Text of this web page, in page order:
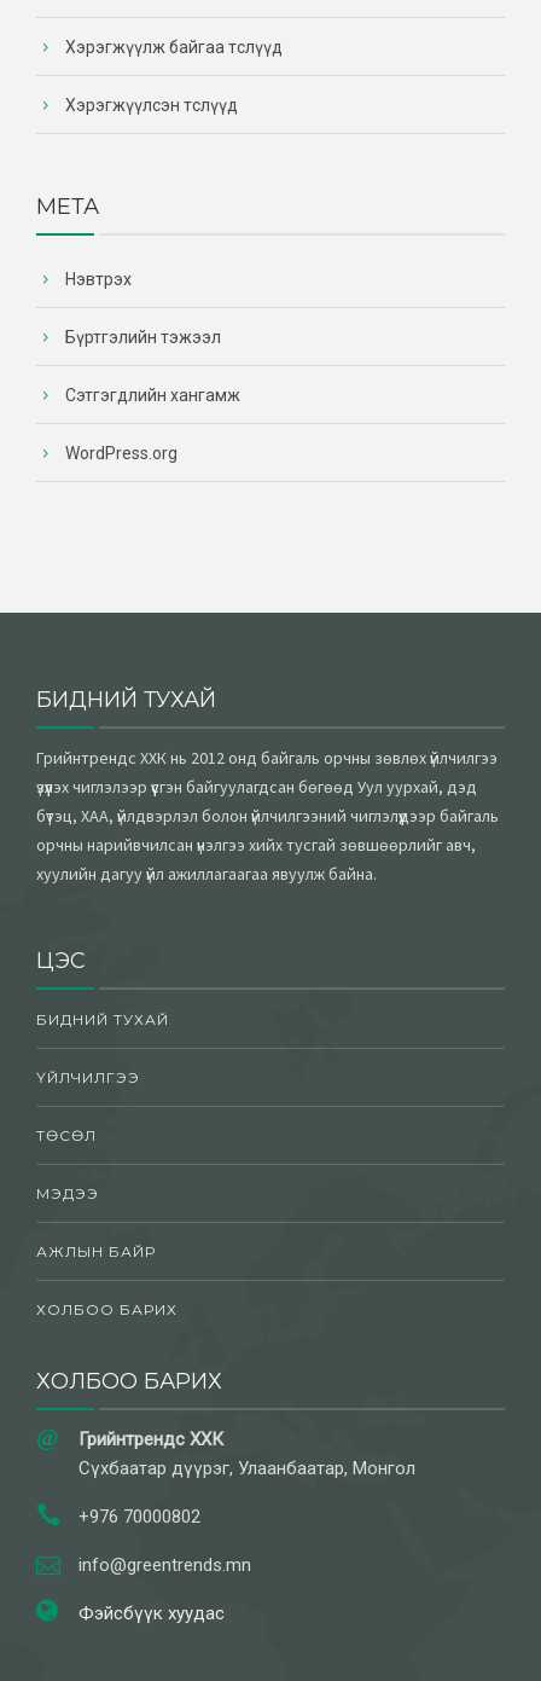
Хэрэгжүүлж байгаа төслүүд
Хэрэгжүүлсэн төслүүд
МЕТА
Нэвтрэх
Бүртгэлийн тэжээл
Сэтгэгдлийн хангамж
WordPress.org
БИДНИЙ ТУХАЙ
Грийнтрендс ХХК нь 2012 онд байгаль орчны зөвлөх үйлчилгээ
үзүүлэх чиглэлээр үүсгэн байгуулагдсан бөгөөд Уул уурхай, дэд
бүтэц, ХАА, үйлдвэрлэл болон үйлчилгээний чиглэлүүдээр байгаль
орчны нарийвчилсан үнэлгээ хийх тусгай зөвшөөрлийг авч,
хуулийн дагуу үйл ажиллагаагаа явуулж байна.
ЦЭС
БИДНИЙ ТУХАЙ
ҮЙЛЧИЛГЭЭ
ТӨСӨЛ
МЭДЭЭ
АЖЛЫН БАЙР
ХОЛБОО БАРИХ
ХОЛБОО БАРИХ
Грийнтрендс ХХК
Сүхбаатар дүүрэг, Улаанбаатар, Монгол
+976 70000802
info@greentrends.mn
Фэйсбүүк хуудас